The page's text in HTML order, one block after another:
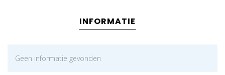
INFORMATIE
Geen informatie gevonden